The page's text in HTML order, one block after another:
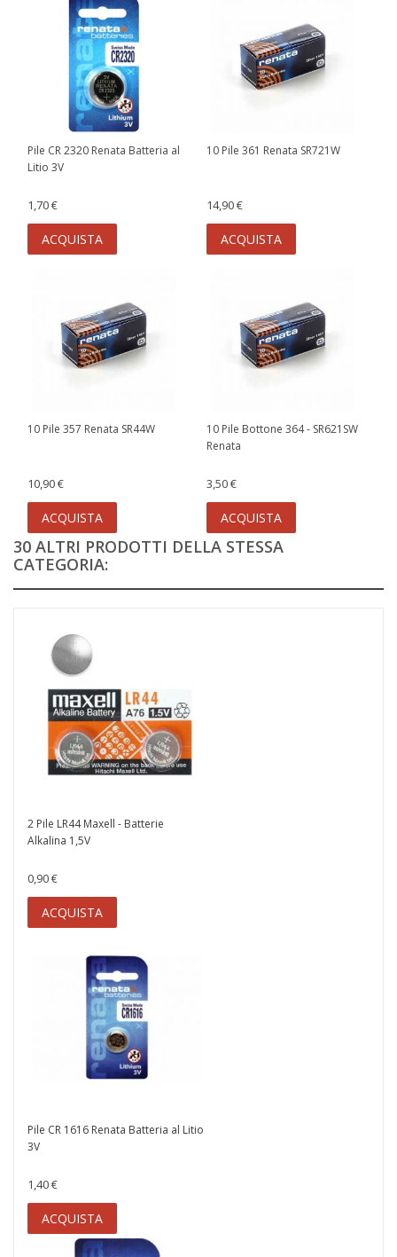
Pile CR 2320 Renata Batteria al
Litio 3V
1,70 €
ACQUISTA
10 Pile 361 Renata SR721W
14,90 €
ACQUISTA
10 Pile 357 Renata SR44W
10,90 €
ACQUISTA
10 Pile Bottone 364 - SR621SW
Renata
3,50 €
ACQUISTA
30 ALTRI PRODOTTI DELLA STESSA
CATEGORIA:
2 Pile LR44 Maxell - Batterie
Alkalina 1,5V
0,90 €
ACQUISTA
Pile CR 1616 Renata Batteria al Litio
3V
1,40 €
ACQUISTA